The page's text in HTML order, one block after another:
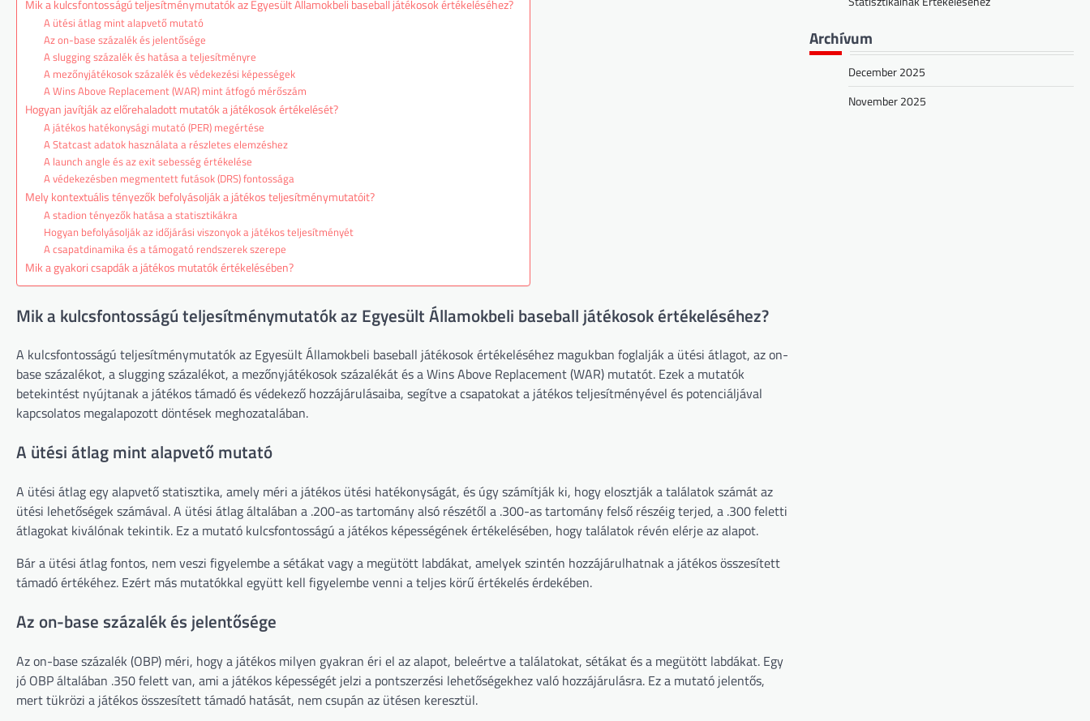
Mik a kulcsfontosságú teljesítménymutatók az Egyesült Államokbeli baseball játékosok értékeléséhez?
A ütési átlag mint alapvető mutató
Az on-base százalék és jelentősége
A slugging százalék és hatása a teljesítményre
A mezőnyjátékosok százalék és védekezési képességek
A Wins Above Replacement (WAR) mint átfogó mérőszám
Hogyan javítják az előrehaladott mutatók a játékosok értékelését?
A játékos hatékonysági mutató (PER) megértése
A Statcast adatok használata a részletes elemzéshez
A launch angle és az exit sebesség értékelése
A védekezésben megmentett futások (DRS) fontossága
Mely kontextuális tényezők befolyásolják a játékos teljesítménymutatóit?
A stadion tényezők hatása a statisztikákra
Hogyan befolyásolják az időjárási viszonyok a játékos teljesítményét
A csapatdinamika és a támogató rendszerek szerepe
Mik a gyakori csapdák a játékos mutatók értékelésében?
Mik a kulcsfontosságú teljesítménymutatók az Egyesült Államokbeli baseball játékosok értékeléséhez?
A kulcsfontosságú teljesítménymutatók az Egyesült Államokbeli baseball játékosok értékeléséhez magukban foglalják a ütési átlagot, az on-
base százalékot, a slugging százalékot, a mezőnyjátékosok százalékát és a Wins Above Replacement (WAR) mutatót. Ezek a mutatók
betekintést nyújtanak a játékos támadó és védekező hozzájárulásaiba, segítve a csapatokat a játékos teljesítményével és potenciáljával
kapcsolatos megalapozott döntések meghozatalában.
A ütési átlag mint alapvető mutató
A ütési átlag egy alapvető statisztika, amely méri a játékos ütési hatékonyságát, és úgy számítják ki, hogy elosztják a találatok számát az
ütési lehetőségek számával. A ütési átlag általában a .200-as tartomány alsó részétől a .300-as tartomány felső részéig terjed, a .300 feletti
átlagokat kiválónak tekintik. Ez a mutató kulcsfontosságú a játékos képességének értékelésében, hogy találatok révén elérje az alapot.
Bár a ütési átlag fontos, nem veszi figyelembe a sétákat vagy a megütött labdákat, amelyek szintén hozzájárulhatnak a játékos összesített
támadó értékéhez. Ezért más mutatókkal együtt kell figyelembe venni a teljes körű értékelés érdekében.
Az on-base százalék és jelentősége
Az on-base százalék (OBP) méri, hogy a játékos milyen gyakran éri el az alapot, beleértve a találatokat, sétákat és a megütött labdákat. Egy
jó OBP általában .350 felett van, ami a játékos képességét jelzi a pontszerzési lehetőségekhez való hozzájárulásra. Ez a mutató jelentős,
mert tükrözi a játékos összesített támadó hatását, nem csupán az ütésen keresztül.
Archívum
December 2025
November 2025